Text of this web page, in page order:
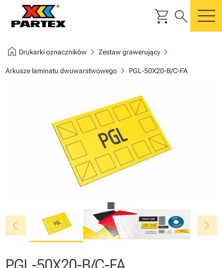
shopping_cart search
home Drukarki oznacznikówchevron_right Zestaw grawerującychevron_right
Arkusze laminatu dwuwarstwowegochevron_right PGL-50X20-B/C-FA
chevron_left chevron_right